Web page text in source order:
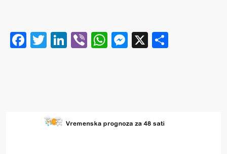
Facebook
Twitter
LinkedIn
ViberWhatsApp
Messenger
X